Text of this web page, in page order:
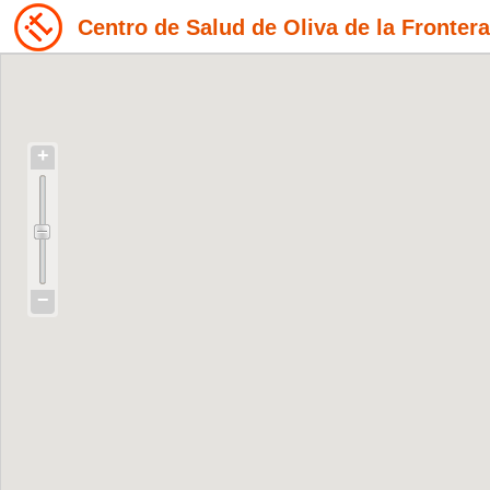
Centro de Salud de Oliva de la Frontera
+
−